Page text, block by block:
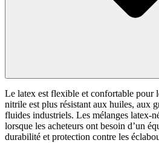
Le latex est flexible et confortable pour
nitrile est plus résistant aux huiles, aux
fluides industriels. Les mélanges latex-
lorsque les acheteurs ont besoin d’un
durabilité et protection contre les